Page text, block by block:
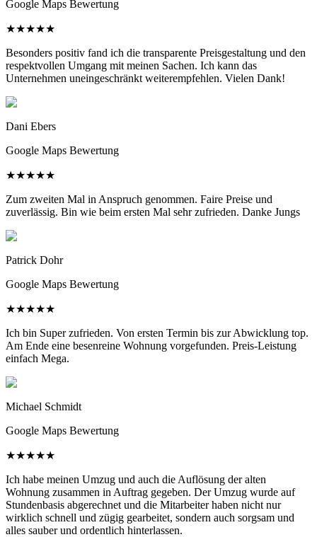
Google Maps Bewertung
★★★★★
Besonders positiv fand ich die transparente Preisgestaltung und den
respektvollen Umgang mit meinen Sachen. Ich kann das
Unternehmen uneingeschränkt weiterempfehlen. Vielen Dank!
Dani Ebers
Google Maps Bewertung
★★★★★
Zum zweiten Mal in Anspruch genommen. Faire Preise und
zuverlässig. Bin wie beim ersten Mal sehr zufrieden. Danke Jungs
Patrick Dohr
Google Maps Bewertung
★★★★★
Ich bin Super zufrieden. Von ersten Termin bis zur Abwicklung top.
Am Ende eine besenreine Wohnung vorgefunden. Preis-Leistung
einfach Mega.
Michael Schmidt
Google Maps Bewertung
★★★★★
Ich habe meinen Umzug und auch die Auflösung der alten
Wohnung zusammen in Auftrag gegeben. Der Umzug wurde auf
Stundenbasis abgerechnet und die Mitarbeiter haben nicht nur
wirklich schnell und zügig gearbeitet, sondern auch sorgsam und
alles sauber und ordentlich hinterlassen.